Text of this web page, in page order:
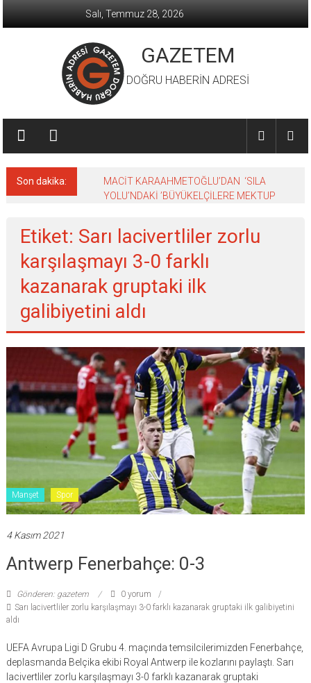
Salı, Temmuz 28, 2026
GAZETEM
DOĞRU HABERİN ADRESİ
Son dakika:
MACİT KARAAHMETOĞLU’DAN ‘SILA
YOLU’NDAKİ ’BÜYÜKELÇİLERE MEKTUP
Etiket: Sarı lacivertliler zorlu
karşılaşmayı 3-0 farklı
kazanarak gruptaki ilk
galibiyetini aldı
Manşet Spor
4 Kasım 2021
Antwerp Fenerbahçe: 0-3
Gönderen: gazetem
0 yorum
Sarı lacivertliler zorlu karşılaşmayı 3-0 farklı kazanarak gruptaki ilk galibiyetini
aldı
UEFA Avrupa Ligi D Grubu 4. maçında temsilcilerimizden Fenerbahçe,
deplasmanda Belçika ekibi Royal Antwerp ile kozlarını paylaştı. Sarı
lacivertliler zorlu karşılaşmayı 3-0 farklı kazanarak gruptaki